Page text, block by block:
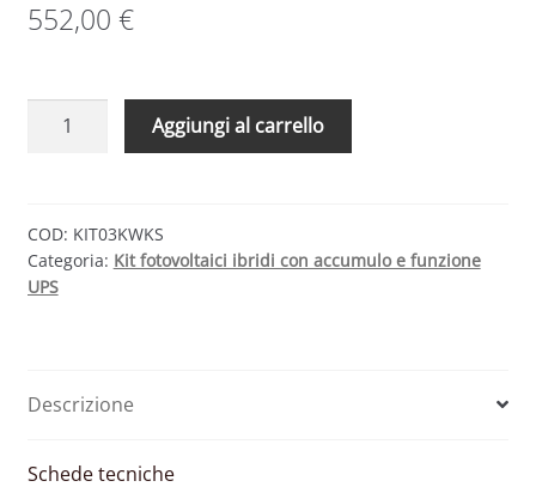
552,00 €
kWp
con
inverter
1000W
PWM
Aggiungi al carrello
COD: KIT03KWKS
Categoria: Kit fotovoltaici ibridi con accumulo e funzione
UPS
Descrizione
Schede tecniche